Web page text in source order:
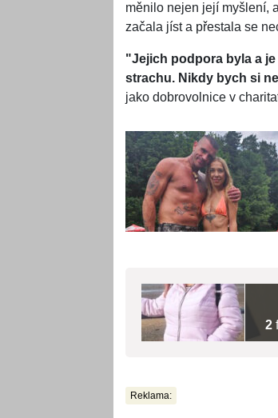
měnilo nejen její myšlení,
začala jíst a přestala se
"Jejich podpora byla a
strachu. Nikdy bych si
jako dobrovolnice v
2
Reklama: